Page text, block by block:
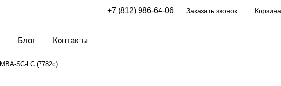
+7 (812) 986-64-06 Заказать звонок Корзина
Блог Контакты
MBA-SC-LC (7782c)